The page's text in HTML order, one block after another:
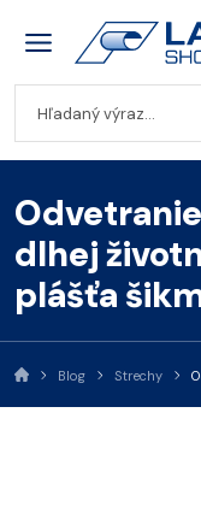
dlhej
plášťa
Blog Strechy